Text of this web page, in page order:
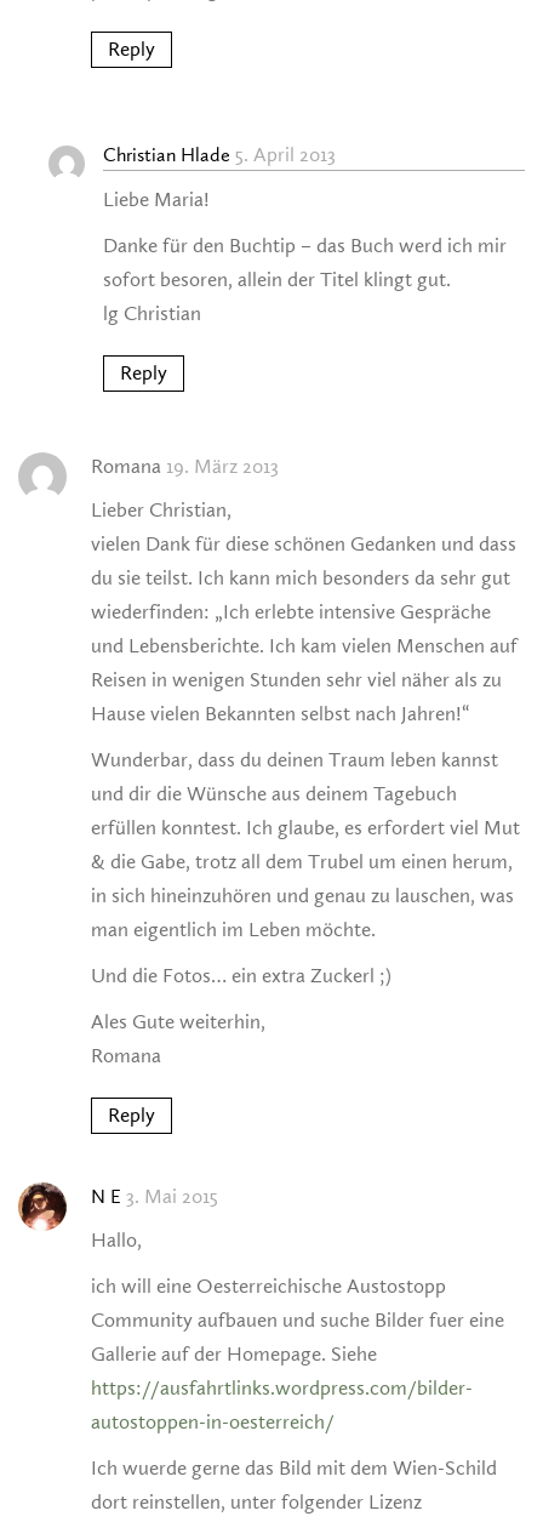
Reply
Christian Hlade 5. April 2013
Liebe Maria!
Danke für den Buchtip – das Buch werd ich mir
sofort besoren, allein der Titel klingt gut.
lg Christian
Reply
Romana 19. März 2013
Lieber Christian,
vielen Dank für diese schönen Gedanken und dass
du sie teilst. Ich kann mich besonders da sehr gut
wiederfinden: „Ich erlebte intensive Gespräche
und Lebensberichte. Ich kam vielen Menschen auf
Reisen in wenigen Stunden sehr viel näher als zu
Hause vielen Bekannten selbst nach Jahren!“
Wunderbar, dass du deinen Traum leben kannst
und dir die Wünsche aus deinem Tagebuch
erfüllen konntest. Ich glaube, es erfordert viel Mut
& die Gabe, trotz all dem Trubel um einen herum,
in sich hineinzuhören und genau zu lauschen, was
man eigentlich im Leben möchte.
Und die Fotos… ein extra Zuckerl ;)
Ales Gute weiterhin,
Romana
Reply
N E 3. Mai 2015
Hallo,
ich will eine Oesterreichische Austostopp
Community aufbauen und suche Bilder fuer eine
Gallerie auf der Homepage. Siehe
https://ausfahrtlinks.wordpress.com/bilder-
autostoppen-in-oesterreich/
Ich wuerde gerne das Bild mit dem Wien-Schild
dort reinstellen, unter folgender Lizenz